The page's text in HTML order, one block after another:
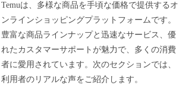
Temuは、多様な商品を手頃な価格で提供するオ
ンラインショッピングプラットフォームです。
豊富な商品ラインナップと迅速なサービス、優
れたカスタマーサポートが魅力で、多くの消費
者に愛用されています。次のセクションでは、
利用者のリアルな声をご紹介します。